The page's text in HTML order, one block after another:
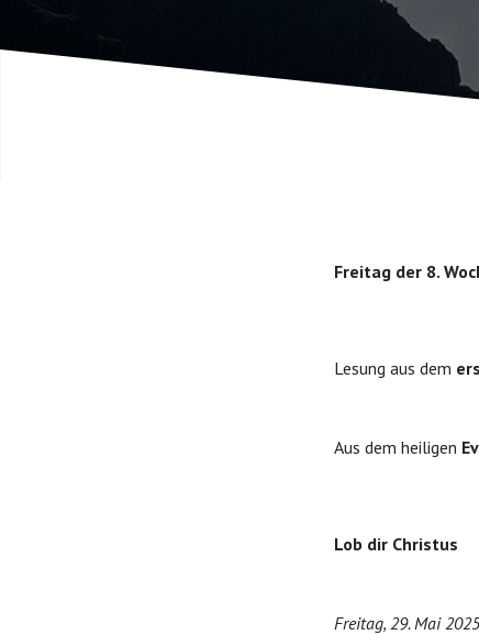
Freitag der 8.
Lesung aus dem
Aus dem heiligen
Lob dir Christus
Freitag, 29. Mai 2025